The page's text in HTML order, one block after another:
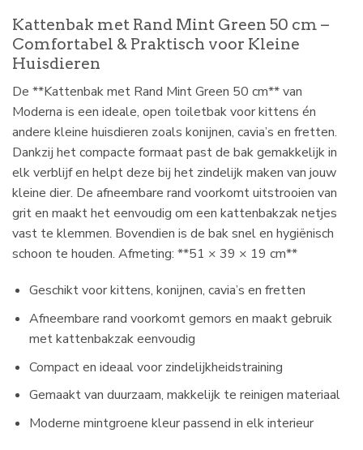
Kattenbak met Rand Mint Green 50 cm –
Comfortabel & Praktisch voor Kleine
Huisdieren
De **Kattenbak met Rand Mint Green 50 cm** van
Moderna is een ideale, open toiletbak voor kittens én
andere kleine huisdieren zoals konijnen, cavia’s en fretten.
Dankzij het compacte formaat past de bak gemakkelijk in
elk verblijf en helpt deze bij het zindelijk maken van jouw
kleine dier. De afneembare rand voorkomt uitstrooien van
grit en maakt het eenvoudig om een kattenbakzak netjes
vast te klemmen. Bovendien is de bak snel en hygiënisch
schoon te houden. Afmeting: **51 × 39 × 19 cm**
Geschikt voor kittens, konijnen, cavia’s en fretten
Afneembare rand voorkomt gemors en maakt gebruik
met kattenbakzak eenvoudig
Compact en ideaal voor zindelijkheidstraining
Gemaakt van duurzaam, makkelijk te reinigen materiaal
Moderne mintgroene kleur passend in elk interieur